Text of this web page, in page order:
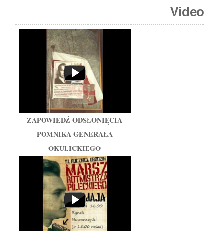
Video
ZAPOWIEDŹ ODSŁONIĘCIA
POMNIKA GENERAŁA
OKULICKIEGO